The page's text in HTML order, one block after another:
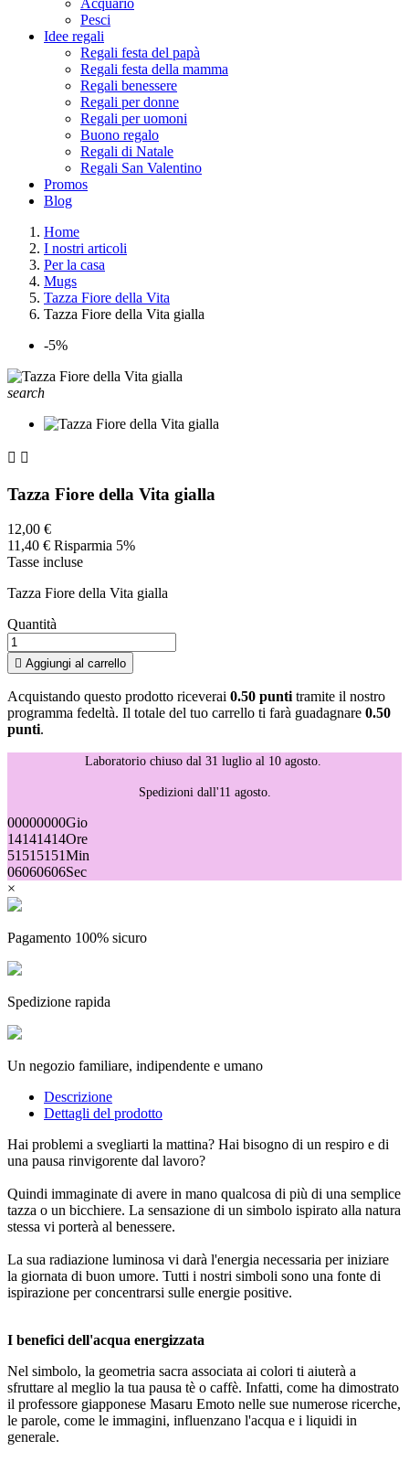
Acquario
Pesci
Idee regali
Regali festa del papà
Regali festa della mamma
Regali benessere
Regali per donne
Regali per uomoni
Buono regalo
Regali di Natale
Regali San Valentino
Promos
Blog
Home
I nostri articoli
Per la casa
Mugs
Tazza Fiore della Vita
Tazza Fiore della Vita gialla
-5%
search
 
Tazza Fiore della Vita gialla
12,00 €
11,40 € Risparmia 5%
Tasse incluse
Tazza Fiore della Vita gialla
Quantità
 Aggiungi al carrello
Acquistando questo prodotto riceverai 0.50 puntitramite il nostro
programma fedeltà. Il totale del tuo carrello ti farà guadagnare 0.50
punti.
Laboratorio chiuso dal 31 luglio al 10 agosto.
Spedizioni dall'11 agosto.
00000000Gio
14141414Ore
51515151Min
06060606Sec
×
Pagamento 100% sicuro
Spedizione rapida
Un negozio familiare, indipendente e umano
Descrizione
Dettagli del prodotto
Hai problemi a svegliarti la mattina? Hai bisogno di un respiro e di
una pausa rinvigorente dal lavoro?
Quindi immaginate di avere in mano qualcosa di più di una semplice
tazza o un bicchiere. La sensazione di un simbolo ispirato alla natura
stessa vi porterà al benessere.
La sua radiazione luminosa vi darà l'energia necessaria per iniziare
la giornata di buon umore. Tutti i nostri simboli sono una fonte di
ispirazione per concentrarsi sulle energie positive.
I benefici dell'acqua energizzata
Nel simbolo, la geometria sacra associata ai colori ti aiuterà a
sfruttare al meglio la tua pausa tè o caffè. Infatti, come ha dimostrato
il professore giapponese Masaru Emoto nelle sue numerose ricerche,
le parole, come le immagini, influenzano l'acqua e i liquidi in
generale.